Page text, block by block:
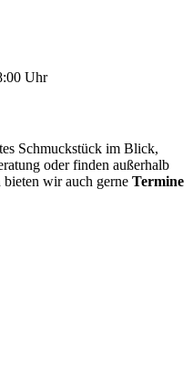
Uhr
Schmuckstück im Blick,
oder finden außerhalb
wir auch gerne Termine